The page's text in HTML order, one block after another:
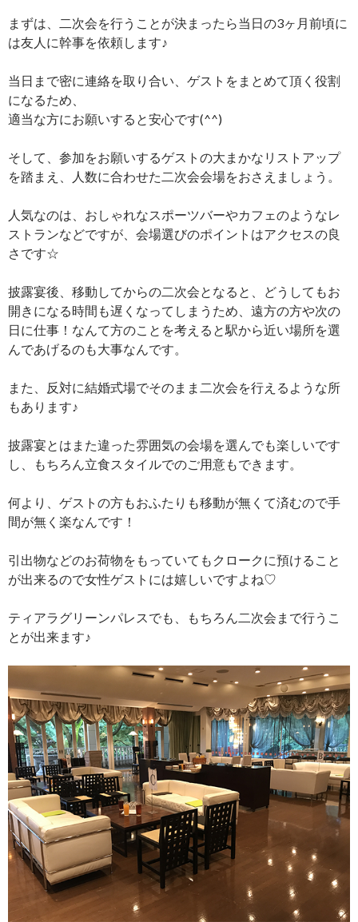
まずは、二次会を行うことが決まったら当日の3ヶ月前頃に
は友人に幹事を依頼します♪
当日まで密に連絡を取り合い、ゲストをまとめて頂く役割
になるため、
適当な方にお願いすると安心です(^^)
そして、参加をお願いするゲストの大まかなリストアップ
を踏まえ、人数に合わせた二次会会場をおさえましょう。
人気なのは、おしゃれなスポーツバーやカフェのようなレ
ストランなどですが、会場選びのポイントはアクセスの良
さです☆
披露宴後、移動してからの二次会となると、どうしてもお
開きになる時間も遅くなってしまうため、遠方の方や次の
日に仕事！なんて方のことを考えると駅から近い場所を選
んであげるのも大事なんです。
また、反対に結婚式場でそのまま二次会を行えるような所
もあります♪
披露宴とはまた違った雰囲気の会場を選んでも楽しいです
し、もちろん立食スタイルでのご用意もできます。
何より、ゲストの方もおふたりも移動が無くて済むので手
間が無く楽なんです！
引出物などのお荷物をもっていてもクロークに預けること
が出来るので女性ゲストには嬉しいですよね♡
ティアラグリーンパレスでも、もちろん二次会まで行うこ
とが出来ます♪